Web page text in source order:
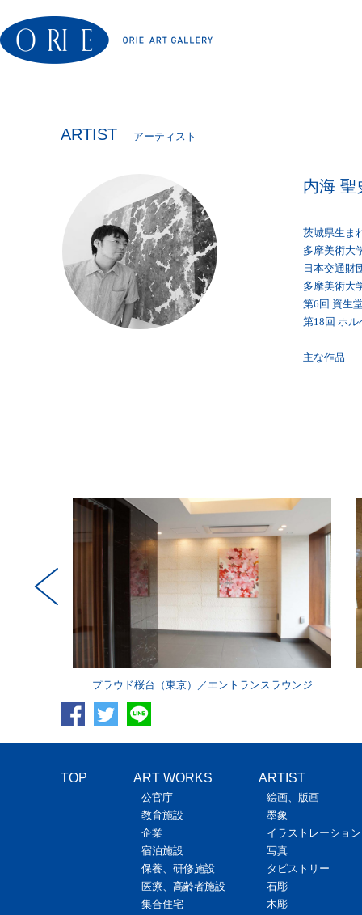
ARTIST アーティスト
内海 聖
茨城県生ま
多摩美術大
日本交通
多摩美術大
第6回 資生
第18回 ホ
主な作品
プラウド桜台（東京）／エントランスラウンジ
TOP ART WORKS
公官庁
教育施設
企業
宿泊施設
保養、研修施設
医療、高齢者施設
集合住宅
ARTIST
絵画、版画
墨象
イラストレーション
写真
タピストリー
石彫
木彫